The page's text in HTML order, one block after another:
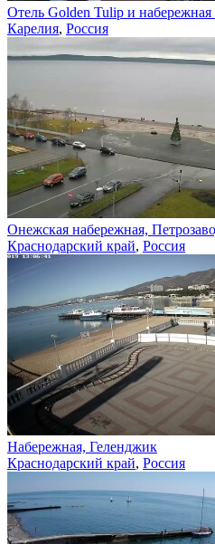
Отель Golden Tulip и
Карелия, Россия
Онежская набережная,
Краснодарский край, Россия
Набережная, Геленджик
Краснодарский край, Россия